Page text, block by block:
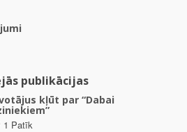
publikācijas
kļūt par “Dabai
1 Patīk